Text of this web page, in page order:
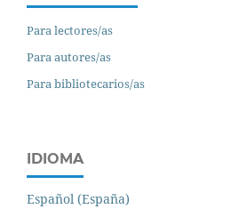
Para lectores/as
Para autores/as
Para bibliotecarios/as
IDIOMA
Español (España)